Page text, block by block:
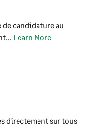
de candidature au
Learn More
directement sur tous